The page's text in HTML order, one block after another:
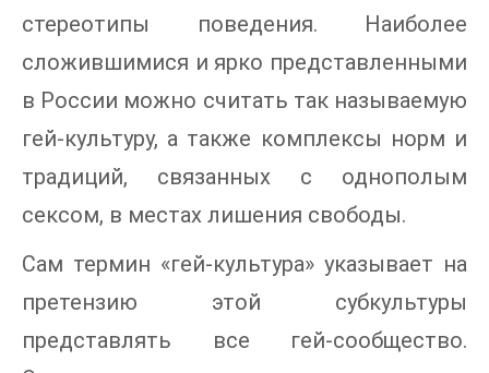
стереотипы поведения. Наиболее
сложившимися и ярко представленными
в России можно считать так называемую
гей-культуру, а также комплексы норм и
традиций, связанных с однополым
сексом, в местах лишения свободы.
Сам термин «гей-культура» указывает на
претензию этой субкультуры
представлять все гей-сообщество.